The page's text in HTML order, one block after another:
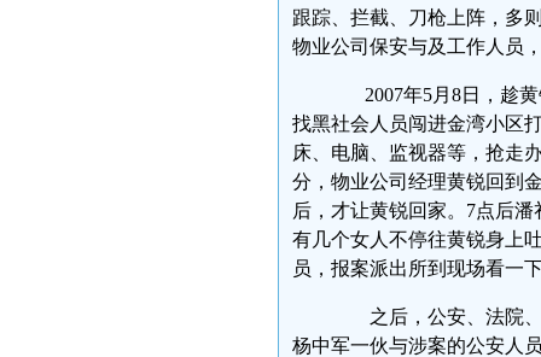
跟踪、拦截、刀枪上阵，多
物业公司保安与及工作人员
2007年5月8日，趁黄
找黑社会人员闯进金湾小区
床、电脑、监视器等，抢走
分，物业公司经理黄锐回到
后，才让黄锐回家。7点后
有几个女人不停往黄锐身上
员，报案派出所到现场看一
之后，公安、法院、
杨中军一伙与涉案的公安人